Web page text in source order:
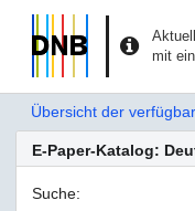
mit
Übersicht der
E-Paper-Katalog:
Suche: